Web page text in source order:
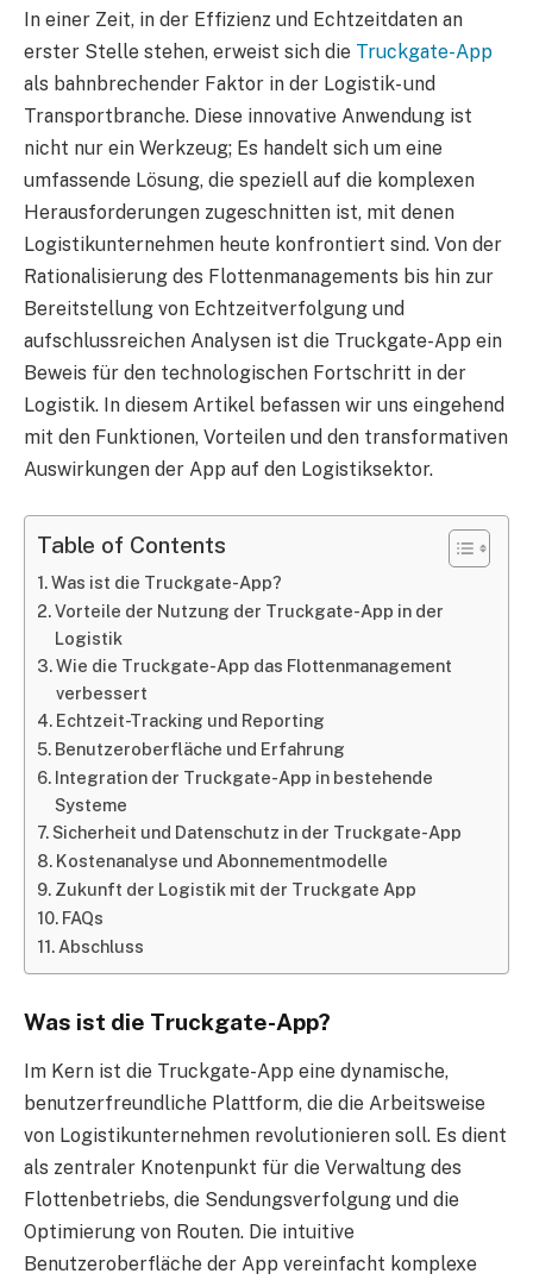
In einer Zeit, in der Effizienz und Echtzeitdaten an
erster Stelle stehen, erweist sich die Truckgate-App
als bahnbrechender Faktor in der Logistik- und
Transportbranche. Diese innovative Anwendung ist
nicht nur ein Werkzeug; Es handelt sich um eine
umfassende Lösung, die speziell auf die komplexen
Herausforderungen zugeschnitten ist, mit denen
Logistikunternehmen heute konfrontiert sind. Von der
Rationalisierung des Flottenmanagements bis hin zur
Bereitstellung von Echtzeitverfolgung und
aufschlussreichen Analysen ist die Truckgate-App ein
Beweis für den technologischen Fortschritt in der
Logistik. In diesem Artikel befassen wir uns eingehend
mit den Funktionen, Vorteilen und den transformativen
Auswirkungen der App auf den Logistiksektor.
Table of Contents
Was ist die Truckgate-App?
Vorteile der Nutzung der Truckgate-App in der
Logistik
Wie die Truckgate-App das Flottenmanagement
verbessert
Echtzeit-Tracking und Reporting
Benutzeroberfläche und Erfahrung
Integration der Truckgate-App in bestehende
Systeme
Sicherheit und Datenschutz in der Truckgate-App
Kostenanalyse und Abonnementmodelle
Zukunft der Logistik mit der Truckgate App
FAQs
Abschluss
Was ist die Truckgate-App?
Im Kern ist die Truckgate-App eine dynamische,
benutzerfreundliche Plattform, die die Arbeitsweise
von Logistikunternehmen revolutionieren soll. Es dient
als zentraler Knotenpunkt für die Verwaltung des
Flottenbetriebs, die Sendungsverfolgung und die
Optimierung von Routen. Die intuitive
Benutzeroberfläche der App vereinfacht komplexe